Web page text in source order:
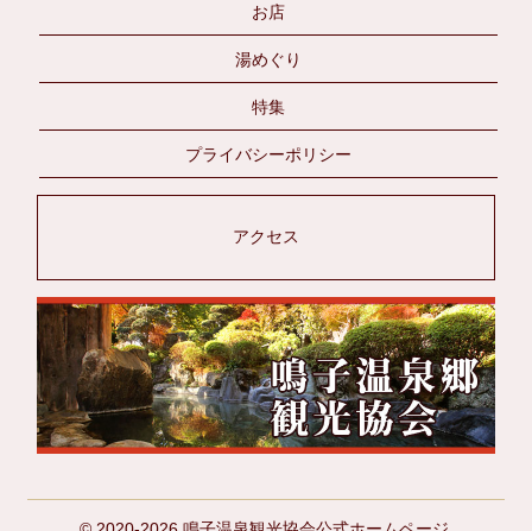
お店
湯めぐり
特集
プライバシーポリシー
アクセス